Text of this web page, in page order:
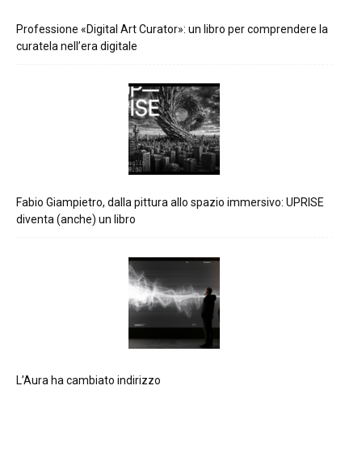
Professione «Digital Art Curator»: un libro per comprendere la
curatela nell’era digitale
Fabio Giampietro, dalla pittura allo spazio immersivo: UPRISE
diventa (anche) un libro
L’Aura ha cambiato indirizzo